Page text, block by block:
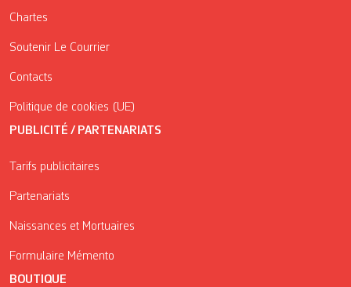
Chartes
Soutenir Le Courrier
Contacts
Politique de cookies (UE)
PUBLICITÉ / PARTENARIATS
Tarifs publicitaires
Partenariats
Naissances et Mortuaires
Formulaire Mémento
BOUTIQUE